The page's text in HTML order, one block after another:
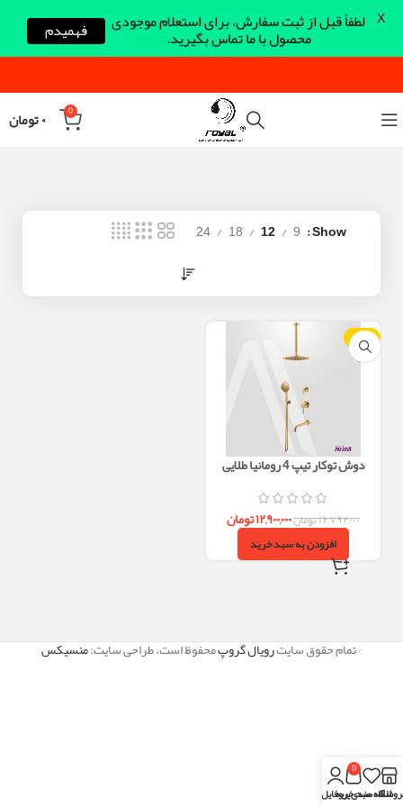
0 ۰تومان
Show
9
12
18
24
-23%
دوش توکار تیپ 4 رومانیا طلایی
۱۶,۷۹۲,۰۰۰تومان۱۲,۹۰۰,۰۰۰تومان
افزودن به سبد خرید
©تمام حقوق سایترویال گروپمحفوظ است. طراحی سایت:منسیکس
لطفاً قبل از ثبت سفارش، برای استعلام موجودی
محصول با ما تماس بگیرید. فهمیدم X
علاقه مندی
0
سبد خریدپروفایل